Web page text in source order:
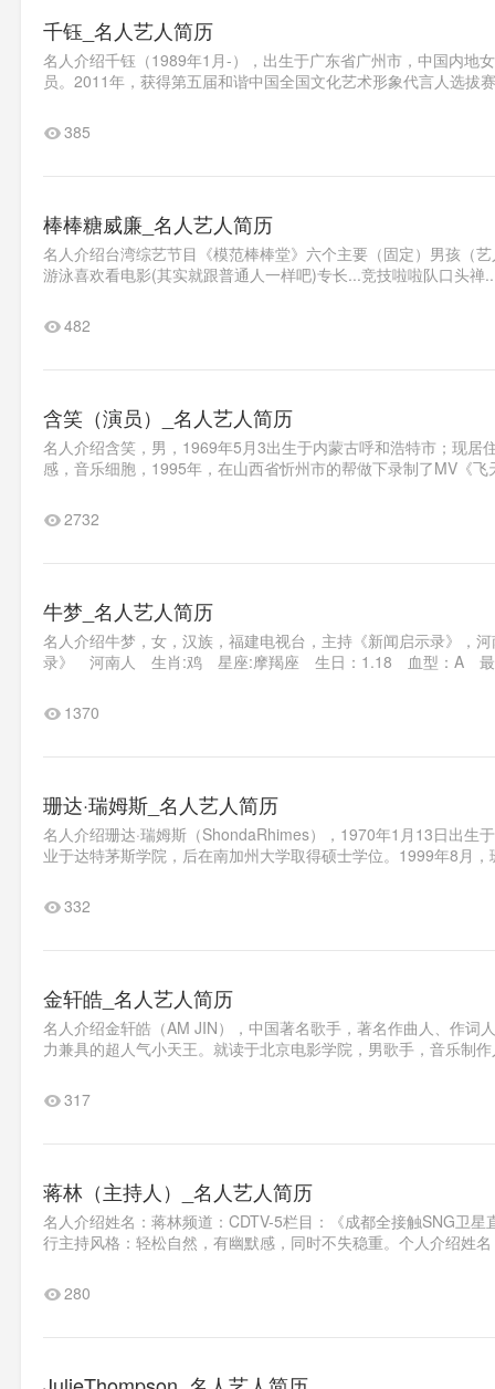
千钰_名人艺人简历
名人介绍千钰（1989年1月-），出生于广东省广州市，中国内地
员。2011年，获得第五届和谐中国全国文化艺术形象代言人选拔
385
棒棒糖威廉_名人艺人简历
名人介绍台湾综艺节目《模范棒棒堂》六个主要（固定）男孩
游泳喜欢看电影(其实就跟普通人一样吧)专长...竞技啦啦队口头禅
482
含笑（演员）_名人艺人简历
名人介绍含笑，男，1969年5月3出生于内蒙古呼和浩特市；现
感，音乐细胞，1995年，在山西省忻州市的帮做下录制了MV《
2732
牛梦_名人艺人简历
名人介绍牛梦，女，汉族，福建电视台，主持《新闻启示录》
录》 河南人 生肖:鸡 星座:摩羯座 生日：1.18 血型：A 最
1370
珊达·瑞姆斯_名人艺人简历
名人介绍珊达·瑞姆斯（ShondaRhimes），1970年1月13日出生
业于达特茅斯学院，后在南加州大学取得硕士学位。1999年8月
332
金轩皓_名人艺人简历
名人介绍金轩皓（AM JIN），中国著名歌手，著名作曲人、作词
力兼具的超人气小天王。就读于北京电影学院，男歌手，音乐制
317
蒋林（主持人）_名人艺人简历
名人介绍姓名：蒋林频道：CDTV-5栏目：《成都全接触SNG卫
行主持风格：轻松自然，有幽默感，同时不失稳重。个人介绍姓
280